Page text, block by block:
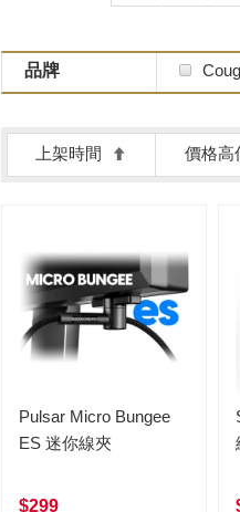
品牌
上架時間 價格高
Pulsar Micro Bungee
ES 迷你線夾
$299